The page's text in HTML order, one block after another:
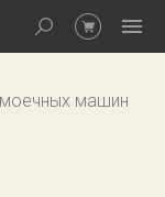
машин